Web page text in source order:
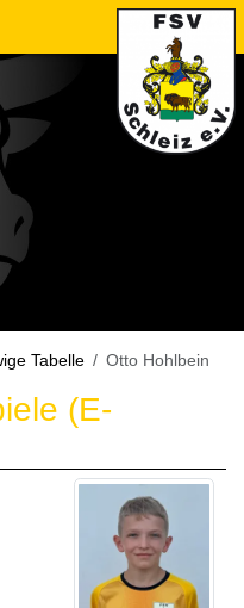
Tabelle Otto Hohlbein
(E-